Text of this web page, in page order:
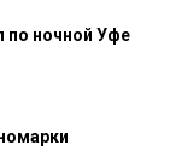
по ночной Уфе